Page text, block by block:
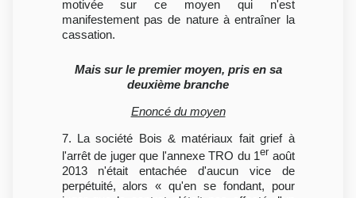
motivée sur ce moyen qui n'est
manifestement pas de nature à entraîner la
cassation.
Mais sur le premier moyen, pris en sa
deuxième branche
Enoncé du moyen
7. La société Bois & matériaux fait grief à
l'arrêt de juger que l'annexe TRO du 1er août
2013 n'était entachée d'aucun vice de
perpétuité, alors « qu'en se fondant, pour